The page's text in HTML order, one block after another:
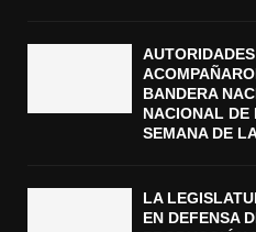
BANDERA
NACIONAL DE
SEMANA DE
LA
EN DEFENSA